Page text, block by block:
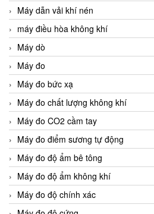
Máy dẫn vải khí nén
máy điều hòa không khí
Máy dò
Máy đo
Máy đo bức xạ
Máy đo chất lượng không khí
Máy đo CO2 cầm tay
Máy đo điểm sương tự động
Máy đo độ ẩm bê tông
Máy đo độ ẩm không khí
Máy đo độ chính xác